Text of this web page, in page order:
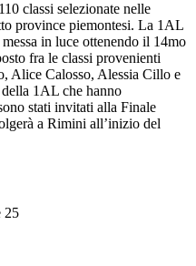
classi selezionate nelle
province piemontesi. La 1AL
in luce ottenendo il 14mo
fra le classi provenienti
Alice Calosso, Alessia Cillo e
1AL che hanno
stati invitati alla Finale
a Rimini all’inizio del